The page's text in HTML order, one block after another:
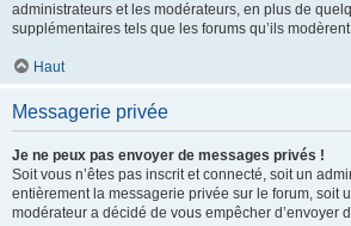
administrateurs et les modérateurs, en plus de
supplémentaires tels que les forums qu’ils
Haut
Messagerie privée
Je ne peux pas envoyer de messages privés !
Soit vous n’êtes pas inscrit et connecté, soit un
entièrement la messagerie privée sur le forum, soit
modérateur a décidé de vous empêcher d’envoyer